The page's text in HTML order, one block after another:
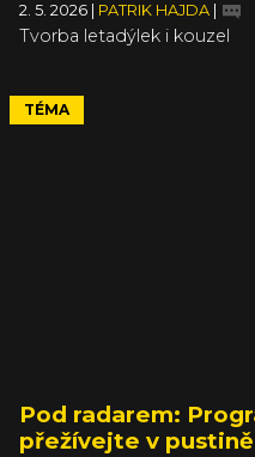
2. 5. 2026 PATRIK HAJDA
Tvorba letadýlek i kouzel
TÉMA
Pod radarem:
přežívejte v